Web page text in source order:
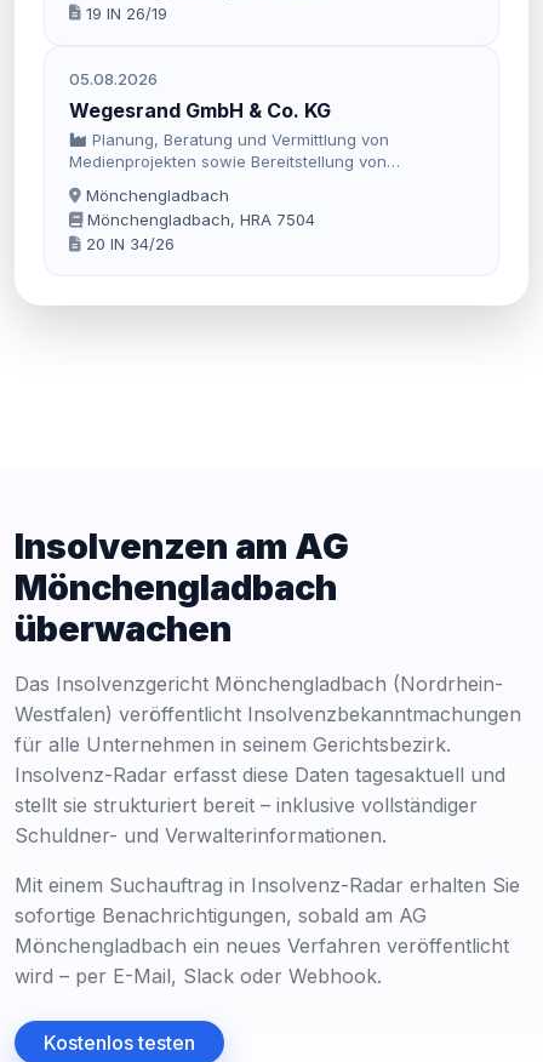
19 IN 26/19
05.08.2026
Wegesrand GmbH & Co. KG
Planung, Beratung und Vermittlung von
Medienprojekten sowie Bereitstellung von
Marketingleistungen.
Mönchengladbach
Mönchengladbach, HRA 7504
20 IN 34/26
Insolvenzen am AG
Mönchengladbach
überwachen
Das Insolvenzgericht Mönchengladbach (Nordrhein-
Westfalen) veröffentlicht Insolvenzbekanntmachungen
für alle Unternehmen in seinem Gerichtsbezirk.
Insolvenz-Radar erfasst diese Daten tagesaktuell und
stellt sie strukturiert bereit – inklusive vollständiger
Schuldner- und Verwalterinformationen.
Mit einem Suchauftrag in Insolvenz-Radar erhalten Sie
sofortige Benachrichtigungen, sobald am AG
Mönchengladbach ein neues Verfahren veröffentlicht
wird – per E-Mail, Slack oder Webhook.
Kostenlos testen